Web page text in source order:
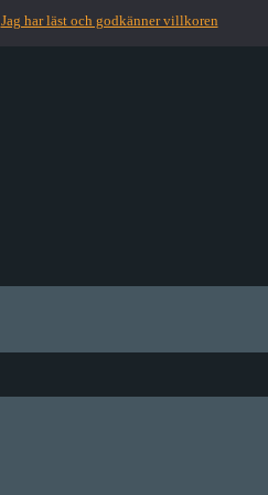
Jag har läst och godkänner villkoren